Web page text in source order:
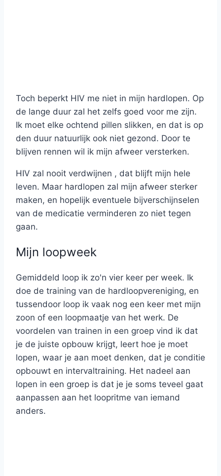
Toch beperkt HIV me niet in mijn hardlopen. Op
de lange duur zal het zelfs goed voor me zijn.
Ik moet elke ochtend pillen slikken, en dat is op
den duur natuurlijk ook niet gezond. Door te
blijven rennen wil ik mijn afweer versterken.
HIV zal nooit verdwijnen , dat blijft mijn hele
leven. Maar hardlopen zal mijn afweer sterker
maken, en hopelijk eventuele bijverschijnselen
van de medicatie verminderen zo niet tegen
gaan.
Mijn loopweek
Gemiddeld loop ik zo'n vier keer per week. Ik
doe de training van de hardloopvereniging, en
tussendoor loop ik vaak nog een keer met mijn
zoon of een loopmaatje van het werk. De
voordelen van trainen in een groep vind ik dat
je de juiste opbouw krijgt, leert hoe je moet
lopen, waar je aan moet denken, dat je conditie
opbouwt en intervaltraining. Het nadeel aan
lopen in een groep is dat je je soms teveel gaat
aanpassen aan het loopritme van iemand
anders.